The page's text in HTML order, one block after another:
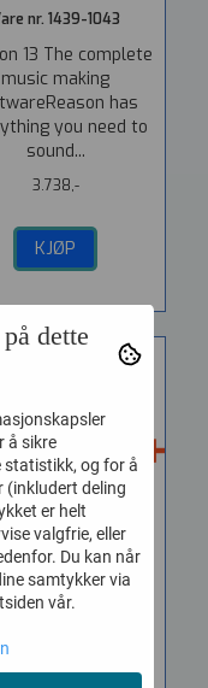
nr. 1439-1043
13 The complete
music making
has
you need to
sound...
3.738,-
KJØP
1-års
abonnement
nr. 1439-1046
dette
å sikre
statistikk, og for å
(inkludert deling
er helt
valgfrie, eller
Du kan når
samtykker via
vår.